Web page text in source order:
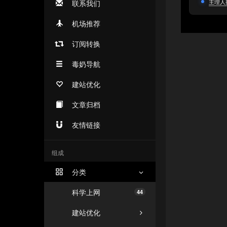
联系我们
机场推荐
订阅转换
毒奶导航
建站优化
文章归档
友情链接
组成
分类
44
科学上网
建站优化